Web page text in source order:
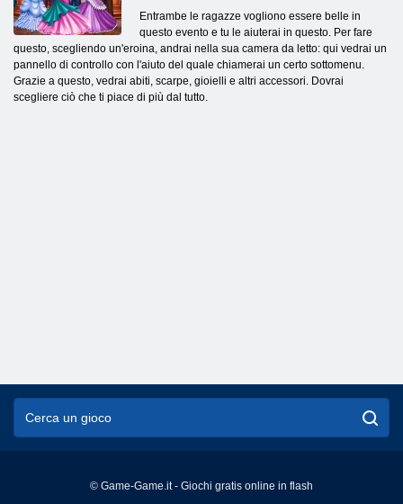
Entrambe le ragazze vogliono essere belle in
questo evento e tu le aiuterai in questo. Per fare
questo, scegliendo un'eroina, andrai nella sua camera da letto: qui vedrai un
pannello di controllo con l'aiuto del quale chiamerai un certo sottomenu.
Grazie a questo, vedrai abiti, scarpe, gioielli e altri accessori. Dovrai
scegliere ciò che ti piace di più dal tutto.
© Game-Game.it - Giochi gratis online in flash